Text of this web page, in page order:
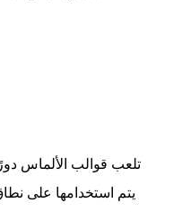
تلعب قوالب الألماس
يتم استخدامها على